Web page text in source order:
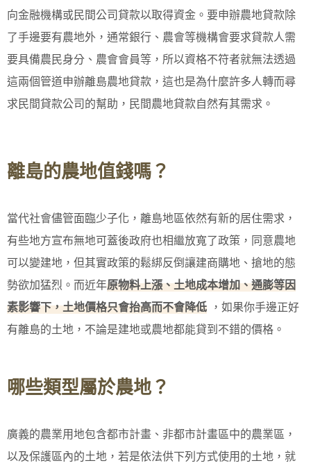
向金融機構或民間公司貸款以取得資金。要申辦農地貸款除
了手邊要有農地外，通常銀行、農會等機構會要求貸款人需
要具備農民身分、農會會員等，所以資格不符者就無法透過
這兩個管道申辦離島農地貸款，這也是為什麼許多人轉而尋
求民間貸款公司的幫助，民間農地貸款自然有其需求。
離島的農地值錢嗎？
當代社會儘管面臨少子化，離島地區依然有新的居住需求，
有些地方宣布無地可蓋後政府也相繼放寬了政策，同意農地
可以變建地，但其實政策的鬆綁反倒讓建商購地、搶地的態
勢欲加猛烈。而近年原物料上漲、土地成本增加、通膨等因
素影響下，土地價格只會抬高而不會降低 ，如果你手邊正好
有離島的土地，不論是建地或農地都能貸到不錯的價格。
哪些類型屬於農地？
廣義的農業用地包含都市計畫、非都市計畫區中的農業區，
以及保護區內的土地，若是依法供下列方式使用的土地，就